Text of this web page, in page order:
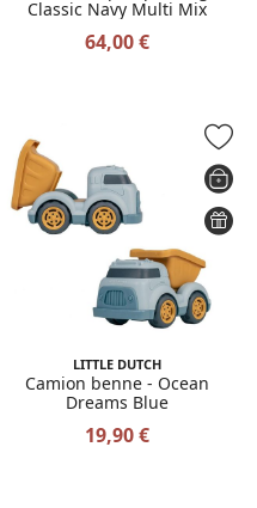
Classic Navy Multi Mix
64,00 €
LITTLE DUTCH
Camion benne - Ocean
Dreams Blue
19,90 €